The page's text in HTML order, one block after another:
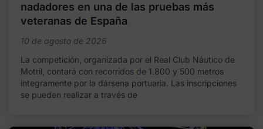
nadadores en una de las pruebas más
veteranas de España
10 de agosto de 2026
La competición, organizada por el Real Club Náutico de
Motril, contará con recorridos de 1.800 y 500 metros
íntegramente por la dársena portuaria. Las inscripciones
se pueden realizar a través de